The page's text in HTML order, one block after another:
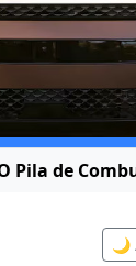
Pila de
🌙